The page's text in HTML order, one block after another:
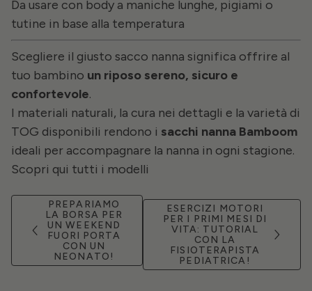
Da usare con body a maniche lunghe, pigiami o
tutine in base alla temperatura
Scegliere il giusto sacco nanna significa offrire al
tuo bambino un riposo sereno, sicuro e
confortevole.
I materiali naturali, la cura nei dettagli e la varietà di
TOG disponibili rendono i sacchi nanna Bamboom
ideali per accompagnare la nanna in ogni stagione.
Scopri qui tutti i modelli
PREPARIAMO
LA BORSA PER
UN WEEKEND
FUORI PORTA
CON UN
NEONATO!
ESERCIZI MOTORI
PER I PRIMI MESI DI
VITA: TUTORIAL
CON LA
FISIOTERAPISTA
PEDIATRICA!